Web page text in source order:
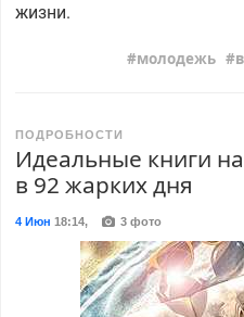
жизни.
молодежь
ПОДРОБНОСТИ
Идеальные книги
в 92 жарких дня
4 Июн 18:14, 3 фото